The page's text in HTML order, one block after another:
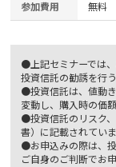
参加費用 無料
●上記セミナーでは
投資信託の勧誘を行
●投資信託は、値動
変動し、購入時の価
●投資信託のリスク
書）に記載されていま
●お申込みの際は、
ご自身のご判断でお